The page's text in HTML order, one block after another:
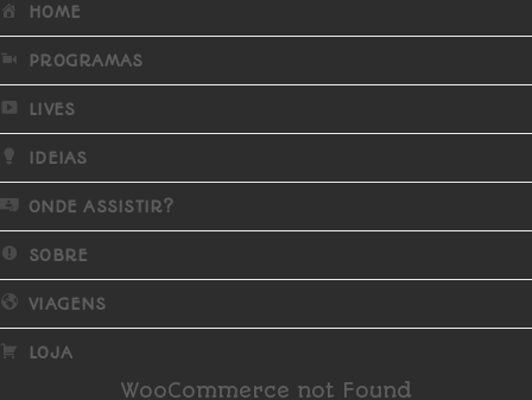
HOME
PROGRAMAS
LIVES
IDEIAS
ONDE ASSISTIR?
SOBRE
VIAGENS
LOJA
WooCommerce not Found